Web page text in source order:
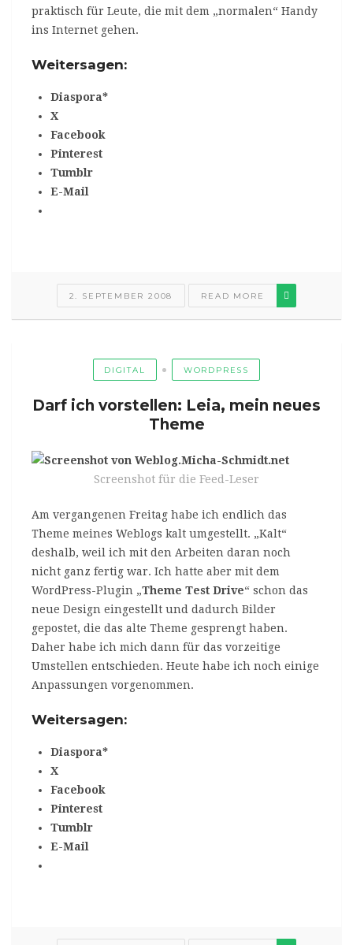
praktisch für Leute, die mit dem „normalen“ Handy
ins Internet gehen.
Weitersagen:
Diaspora*
X
Facebook
Pinterest
Tumblr
E-Mail
2. SEPTEMBER 2008 READ MORE
DIGITAL WORDPRESS
Darf ich vorstellen: Leia, mein neues
Theme
Screenshot für die Feed-Leser
Am vergangenen Freitag habe ich endlich das
Theme meines Weblogs kalt umgestellt. „Kalt“
deshalb, weil ich mit den Arbeiten daran noch
nicht ganz fertig war. Ich hatte aber mit dem
WordPress-Plugin „Theme Test Drive“ schon das
neue Design eingestellt und dadurch Bilder
gepostet, die das alte Theme gesprengt haben.
Daher habe ich mich dann für das vorzeitige
Umstellen entschieden. Heute habe ich noch einige
Anpassungen vorgenommen.
Weitersagen:
Diaspora*
X
Facebook
Pinterest
Tumblr
E-Mail